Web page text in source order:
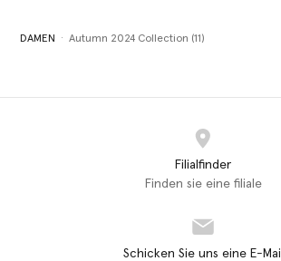
DAMEN Autumn 2024 Collection (11)
Filialfinder
Finden sie eine filiale
Schicken Sie uns eine E-Mail